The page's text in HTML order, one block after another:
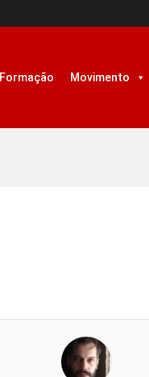
Formação Movimento